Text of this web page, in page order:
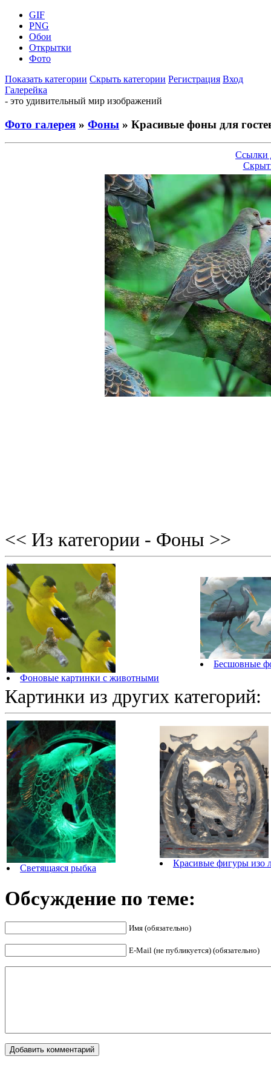
GIF
PNG
Обои
Открытки
Фото
Показать категории Скрыть категории Регистрация Вход
Галерейка
- это удивительный мир изображений
Фото галерея » Фоны » Красивые фоны для
Ссылки
<< Из категории - Фоны >>
Фоновые картинки с животными
Бесшовные
Картинки из других категорий:
Светящаяся рыбка
Красивые фигуры изо
Обсуждение по теме:
Имя (обязательно)
E-Mail (не публикуется) (обязательно)